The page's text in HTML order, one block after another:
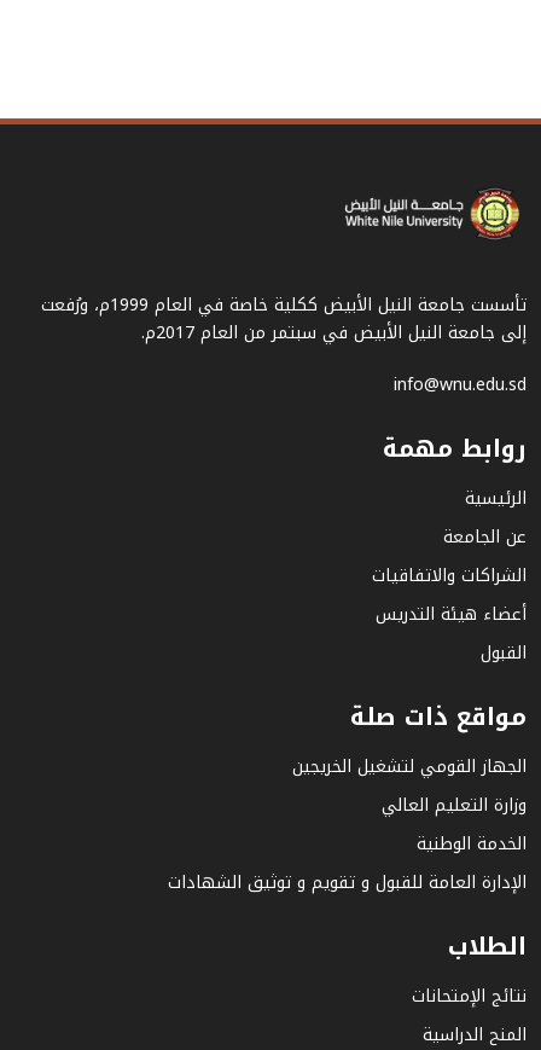
تأسست جامعة النيل الأبيض ككلية خاصة في العام 1999م، ورُفعت
إلى جامعة النيل الأبيض في سبتمر من العام 2017م.
info@wnu.edu.sd
روابط مهمة
الرئيسية
عن الجامعة
الشراكات والاتفاقيات
أعضاء هيئة التدريس
القبول
مواقع ذات صلة
الجهاز القومي لتشغيل الخريجين
وزارة التعليم العالي
الخدمة الوطنية
الإدارة العامة للقبول و تقويم و توثيق الشهادات
الطلاب
نتائج الإمتحانات
المنح الدراسية